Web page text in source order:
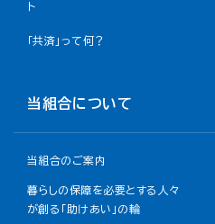
ト
「共済」って何？
当組合について
当組合のご案内
暮らしの保障を必要とする人々
が創る「助けあい」の輪